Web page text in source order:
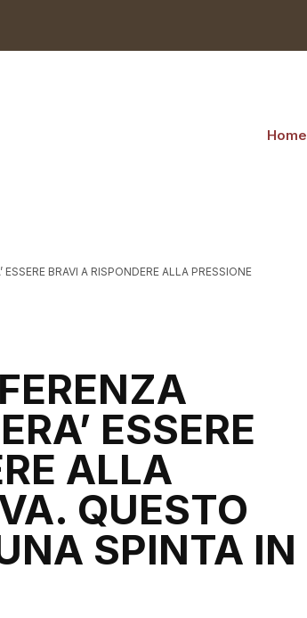
Home
BRAVI A RISPONDERE ALLA PRESSIONE
ESSERE
ALLA
QUESTO
SPINTA IN